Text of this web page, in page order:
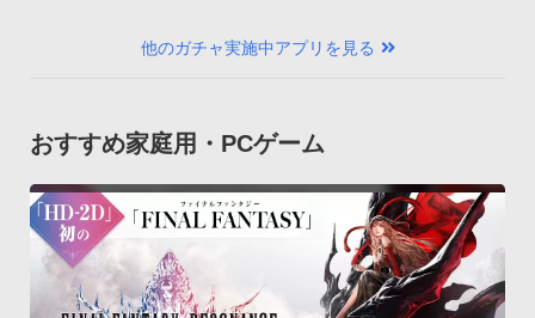
他のガチャ実施中アプリを見る
おすすめ家庭用・PCゲーム